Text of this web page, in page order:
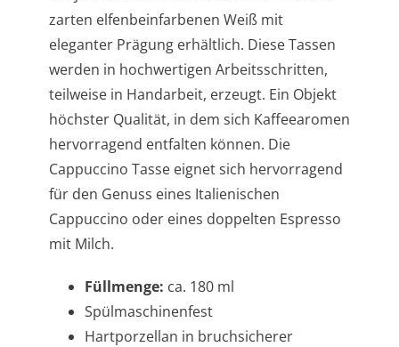
zarten elfenbeinfarbenen Weiß mit
eleganter Prägung erhältlich. Diese Tassen
werden in hochwertigen Arbeitsschritten,
teilweise in Handarbeit, erzeugt. Ein Objekt
höchster Qualität, in dem sich Kaffeearomen
hervorragend entfalten können. Die
Cappuccino Tasse eignet sich hervorragend
für den Genuss eines Italienischen
Cappuccino oder eines doppelten Espresso
mit Milch.
Füllmenge: ca. 180 ml
Spülmaschinenfest
Hartporzellan in bruchsicherer